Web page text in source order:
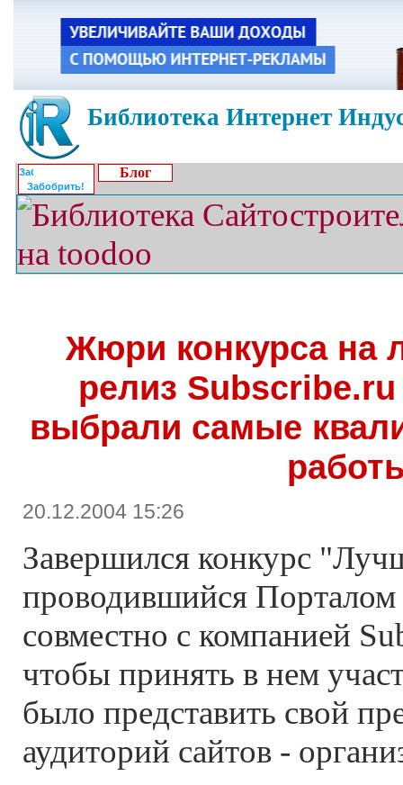
Библиотека Интернет
Забобрить!
Блог
Жюри конкурса на
релиз
выбрали самые
20.12.2004 15:26
Завершился конкурс
проводившийся
совместно с компанией
чтобы принять в нем
было представить свой
аудиторий сайтов -